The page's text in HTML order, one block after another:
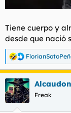
Tiene cuerpo y
desde que nació
R
e
a
c
c
i
Alcaudon
Freak